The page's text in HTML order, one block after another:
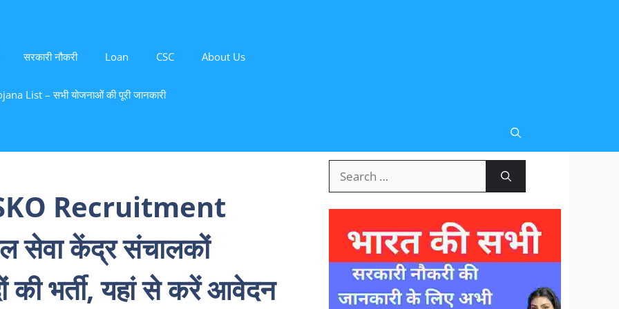
सरकारी नौकरी Loan CSC About Us
List – सभी योजनाओं की पूरी जानकारी
Recruitment
सेवा केंद्र संचालकों
भर्ती, यहां से करें आवेदन
for: